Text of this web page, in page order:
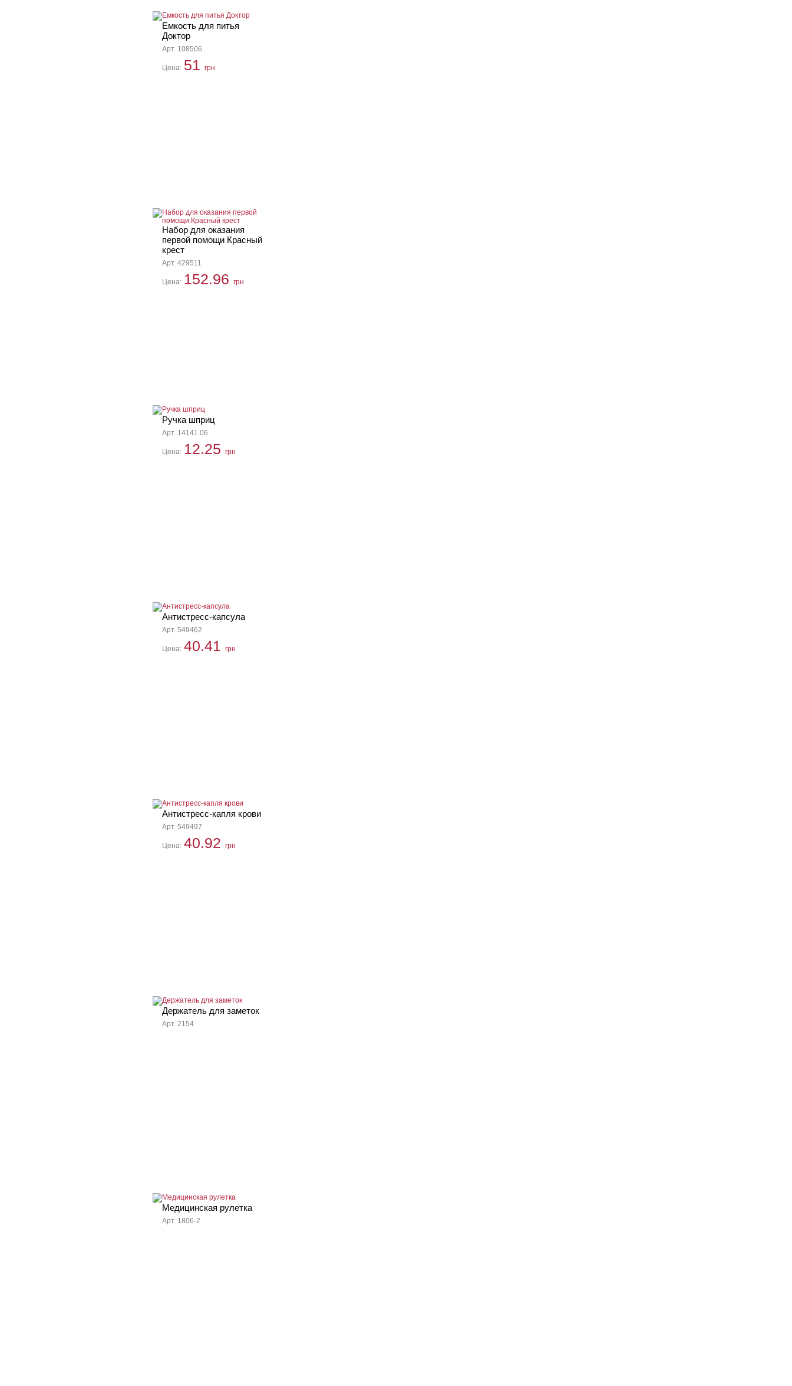
Емкость для питья
Доктор
Арт. 108506
Цена: 51 грн
Набор для оказания
первой помощи Красный
крест
Арт. 429511
Цена: 152.96 грн
Ручка шприц
Арт. 14141.06
Цена: 12.25 грн
Антистресс-капсула
Арт. 549462
Цена: 40.41 грн
Антистресс-капля крови
Арт. 549497
Цена: 40.92 грн
Держатель для заметок
Арт. 2154
Медицинская рулетка
Арт. 1806-2